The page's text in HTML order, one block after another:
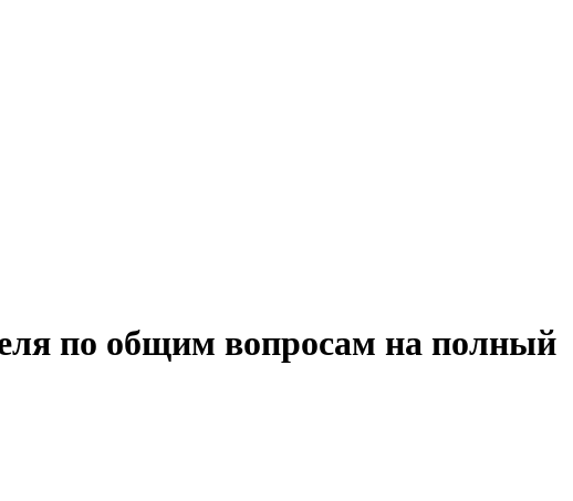
по общим вопросам на полный